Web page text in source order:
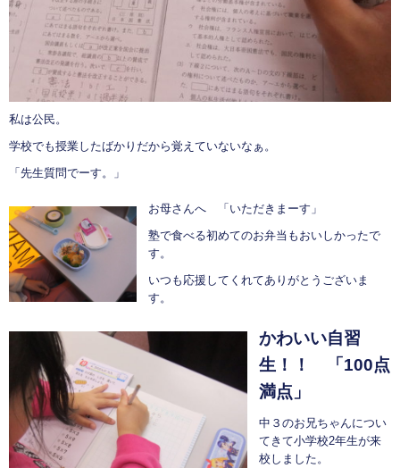
私は公民。
学校でも授業したばかりだから覚えていないなぁ。
「先生質問でーす。」
お母さんへ 「いただきまーす」
塾で食べる初めてのお弁当もおいしかったで
す。
いつも応援してくれてありがとうございま
す。
かわいい自習
生！！ 「100点
満点」
中３のお兄ちゃんについ
てきて小学校2年生が来
校しました。